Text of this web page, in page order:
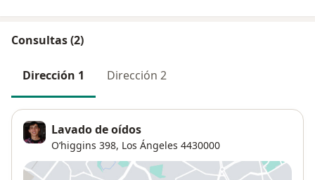
Consultas (2)
Dirección 1 Dirección 2
Lavado de oídos
O‘higgins 398, Los Ángeles 4430000